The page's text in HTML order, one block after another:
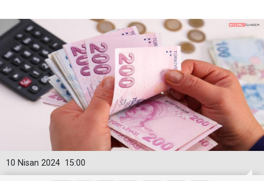
15:00
10 Nisan 2024